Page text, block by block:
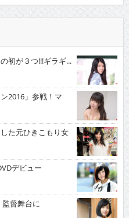
初が３つ!!!ギラギ...
2016」参戦！マ
た元ひきこもり女
デビュー
督舞台に